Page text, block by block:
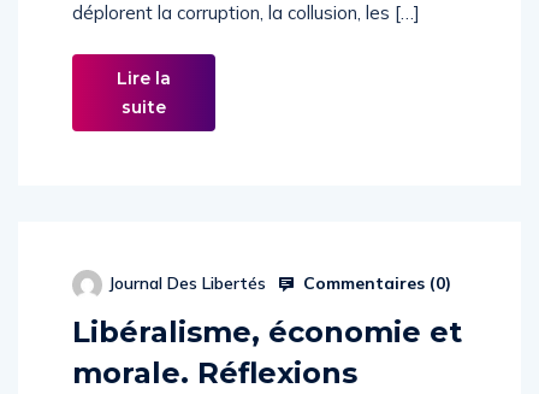
déplorent la corruption, la collusion, les […]
Lire la
suite
Journal Des Libertés Commentaires (0)
Libéralisme, économie et
morale. Réflexions